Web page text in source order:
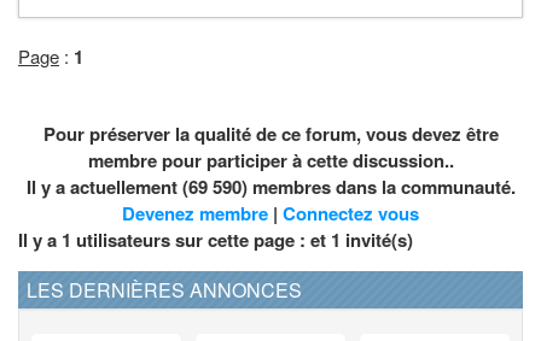
Page : 1
Pour préserver la qualité de ce forum, vous devez être
membre pour participer à cette discussion..
Il y a actuellement (69 590) membres dans la communauté.
Devenez membre | Connectez vous
Il y a 1 utilisateurs sur cette page : et 1 invité(s)
LES DERNIÈRES ANNONCES